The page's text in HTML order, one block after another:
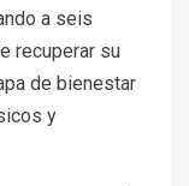
a seis
recuperar su
de bienestar
y